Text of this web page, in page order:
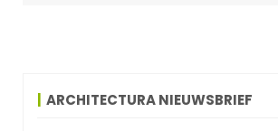
ARCHITECTURA NIEUWSBRIEF